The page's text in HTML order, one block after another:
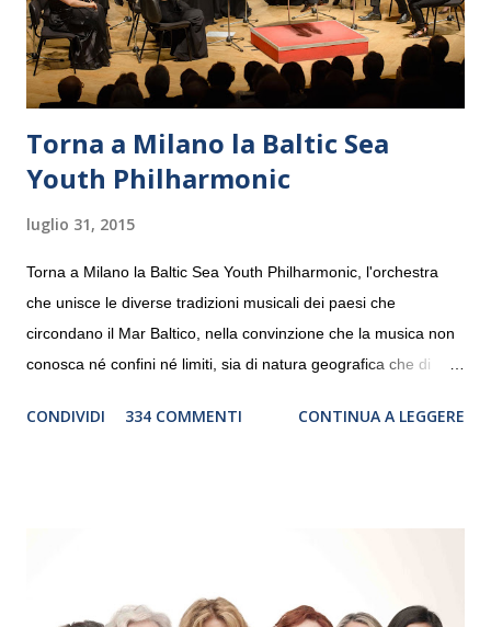
Torna a Milano la Baltic Sea
Youth Philharmonic
luglio 31, 2015
Torna a Milano la Baltic Sea Youth Philharmonic, l'orchestra
che unisce le diverse tradizioni musicali dei paesi che
circondano il Mar Baltico, nella convinzione che la musica non
conosca né confini né limiti, sia di natura geografica che di
debutterà il 10 settembre a Heiden, in Germania, e toccherà, in
“Settembre dell’Accademia” dove si esibirà per il secondo anno
CONDIVIDI 334 COMMENTI CONTINUA A LEGGERE